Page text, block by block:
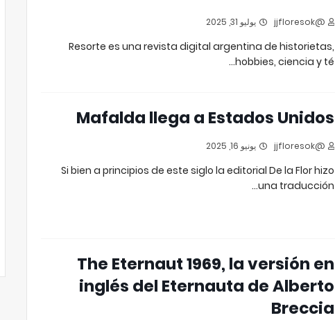
@jjfloresok يوليو 31, 2025
Resorte es una revista digital argentina de historietas,
hobbies, ciencia y té…
Mafalda llega a Estados Unidos
@jjfloresok يونيو 16, 2025
Si bien a principios de este siglo la editorial De la Flor hizo
una traducción…
The Eternaut 1969, la versión en
inglés del Eternauta de Alberto
Breccia